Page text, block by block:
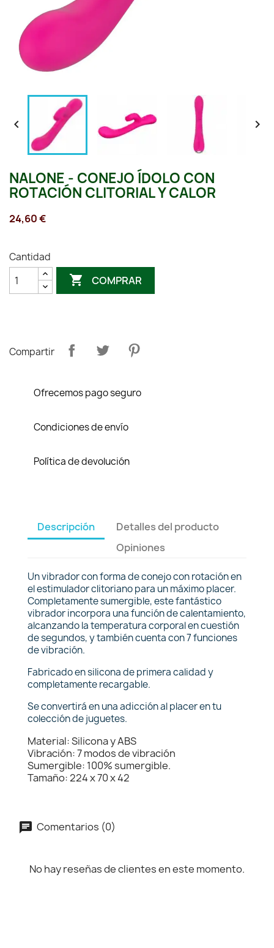
 
NALONE - CONEJO ÍDOLO CON
ROTACIÓN CLITORIAL Y CALOR
24,60 €
Cantidad
 COMPRAR
Compartir
Ofrecemos pago seguro
Condiciones de envío
Política de devolución
Descripción
Detalles del producto
Opiniones
Un vibrador con forma de conejo con rotación en
el estimulador clitoriano para un máximo placer.
Completamente sumergible, este fantástico
vibrador incorpora una función de calentamiento,
alcanzando la temperatura corporal en cuestión
de segundos, y también cuenta con 7 funciones
de vibración.
Fabricado en silicona de primera calidad y
completamente recargable.
Se convertirá en una adicción al placer en tu
colección de juguetes.
Material: Silicona y ABS
Vibración: 7 modos de vibración
Sumergible: 100% sumergible.
Tamaño: 224 x 70 x 42
Comentarios (0)
No hay reseñas de clientes en este momento.